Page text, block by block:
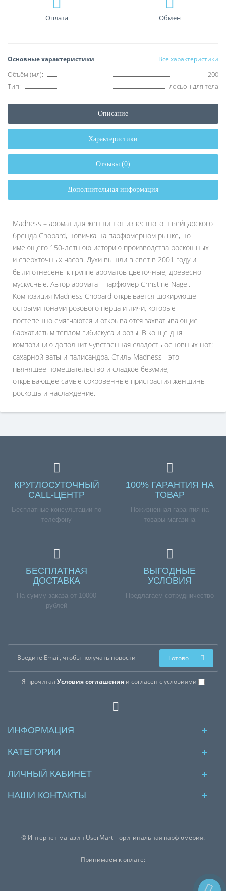
Оплата Обмен
Основные характеристики Все характеристики
Объём (мл):
200
Тип:
лосьон для тела
Описание
Характеристики
Отзывы (0)
Дополнительная информация
Madness – аромат для женщин от известного швейцарского
бренда Chopard, новичка на парфюмерном рынке, но
имеющего 150-летнюю историю производства роскошных
и сверхточных часов. Духи вышли в свет в 2001 году и
были отнесены к группе ароматов цветочные, древесно-
мускусные. Автор аромата - парфюмер Christine Nagel.
Композиция Madness Chopard открывается шокирующе
острыми тонами розового перца и личи, которые
постепенно смягчаются и открываются захватывающие
бархатистым теплом гибискуса и розы. В конце дня
композицию дополнит чувственная сладость основных нот:
сахарной ваты и палисандра. Стиль Madness - это
пьянящее помешательство и сладкое безумие,
открывающее самые сокровенные пристрастия женщины -
роскошь и наслаждение.
КРУГЛОСУТОЧНЫЙ
CALL-ЦЕНТР
Бесплатные консультации по
телефону
100% ГАРАНТИЯ НА
ТОВАР
Пожизненная гарантия на
товары магазина
БЕСПЛАТНАЯ
ДОСТАВКА
На сумму заказа от 10000
рублей
ВЫГОДНЫЕ
УСЛОВИЯ
Предлагаем сотрудничество
Я прочитал Условия соглашенияи согласен с условиями
Готово
ИНФОРМАЦИЯ
КАТЕГОРИИ
ЛИЧНЫЙ КАБИНЕТ
НАШИ КОНТАКТЫ
© Интернет-магазин UserMart – оригинальная парфюмерия.
Принимаем к оплате: